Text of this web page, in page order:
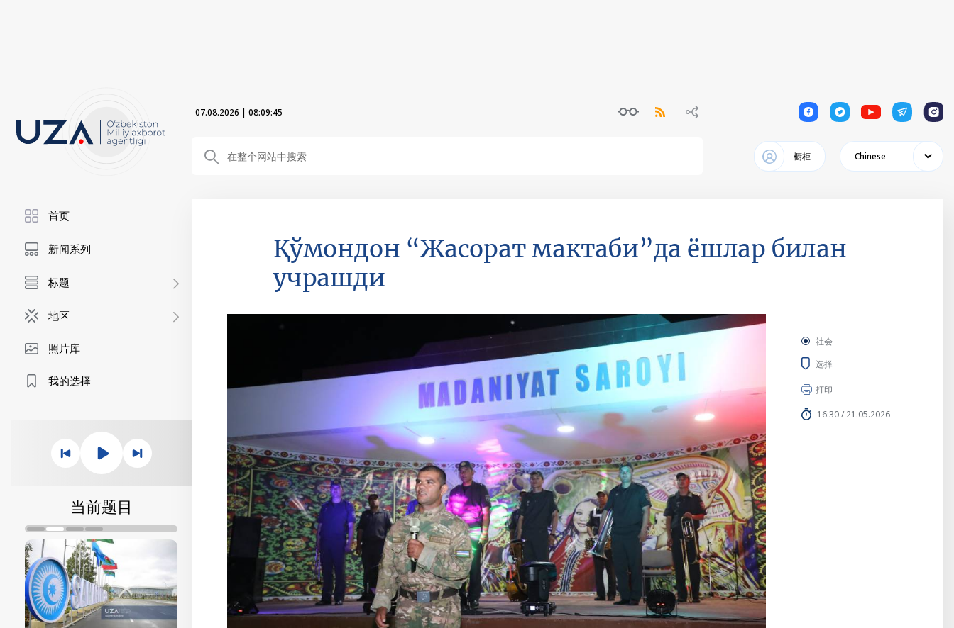
07.08.2026 | 08:09:47 1 1 1 1 1
橱柜 Chinese
首页
新闻系列
标题
地区
照片库
我的选择
当前题目
Қўмондон “Жасорат мактаби”да ёшлар билан
учрашди
社会
选择
打印
16:30 / 21.05.2026